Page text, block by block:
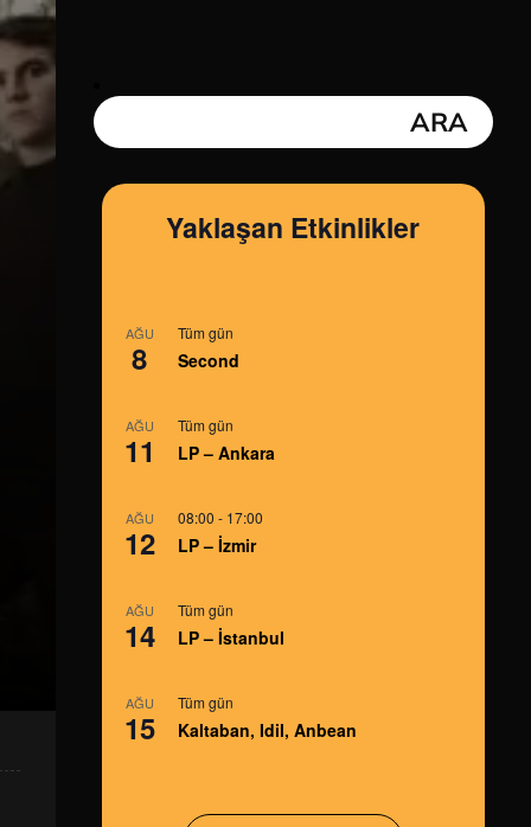
Yaklaşan Etkinlikler
AĞU
8
Tüm gün
Second
AĞU
11
Tüm gün
LP – Ankara
AĞU
12
08:00 - 17:00
LP – İzmir
AĞU
14
Tüm gün
LP – İstanbul
AĞU
15
Tüm gün
Kaltaban, Idil, Anbean